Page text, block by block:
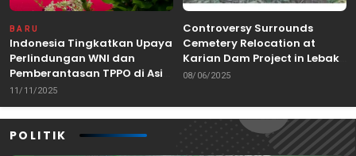
BARU
Indonesia Tingkatkan Upaya
Perlindungan WNI dan
Pemberantasan TPPO di Asia
Tenggara
11/11/2025
Controversy Surrounds
Cemetery Relocation at
Karian Dam Project in Lebak,
Banten
08/06/2025
POLITIK